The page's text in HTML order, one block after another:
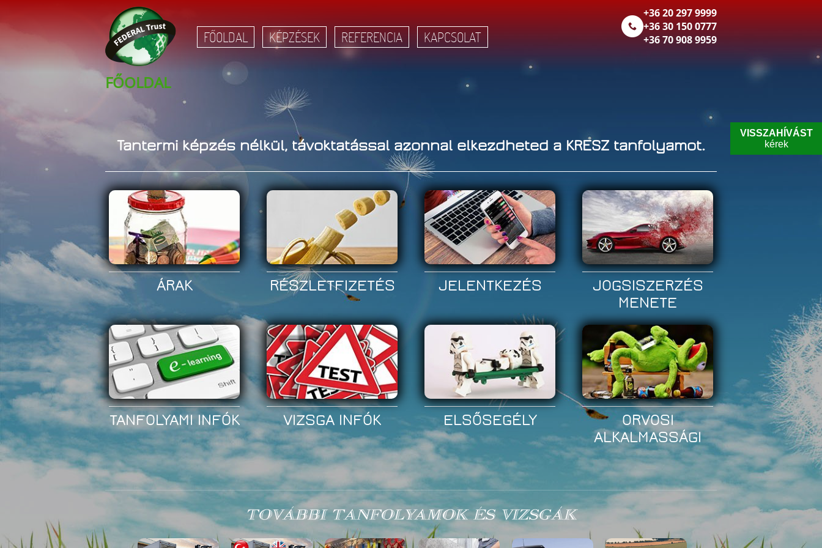
Visszahívást kérek
Telefon* VISSZAHÍVÁST
VISSZAHÍVÁST
kérek
FŐOLDAL KÉPZÉSEK REFERENCIA KAPCSOLAT
.
+36 20 297 9999
+36 30 150 0777
+36 70 908 9959
FŐOLDAL
Tantermi képzés nélkül, távoktatással azonnal elkezdheted a KRESZ tanfolyamot.
ÁRAK RÉSZLETFIZETÉS JELENTKEZÉS
JOGSISZERZÉS
MENETE
TANFOLYAMI INFÓK VIZSGA INFÓK ELSŐSEGÉLY
ORVOSI
ALKALMASSÁGI
TOVÁBBI TANFOLYAMOK ÉS VIZSGÁK